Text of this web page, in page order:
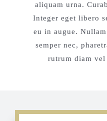
aliquam urna.
Integer eget libero
eu in augue.
semper nec,
rutrum diam vel